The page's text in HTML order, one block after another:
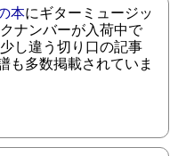
本にギターミュージッ
ナンバーが入荷中で
し違う切り口の記事
も多数掲載されていま